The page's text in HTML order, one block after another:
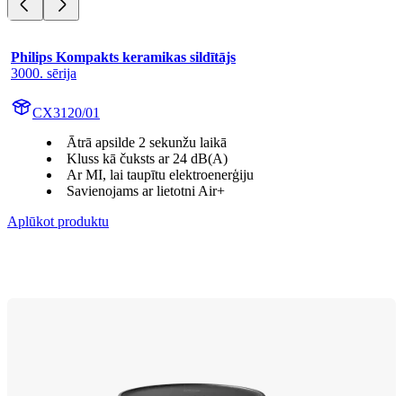
Philips Kompakts keramikas sildītājs
3000. sērija
CX3120/01
Ātrā apsilde 2 sekunžu laikā
Kluss kā čuksts ar 24 dB(A)
Ar MI, lai taupītu elektroenerģiju
Savienojams ar lietotni Air+
Aplūkot produktu